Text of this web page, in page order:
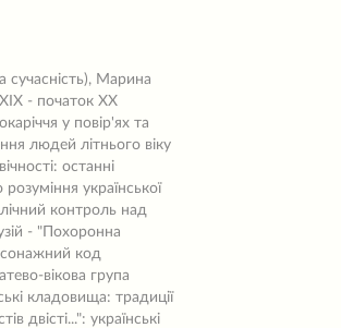
сучасність), Марина
- початок ХХ
у повір'ях та
людей літнього віку
останні
української
контроль над
- "Похоронна
код
вікова група
кладовища: традиції
двісті...": українські